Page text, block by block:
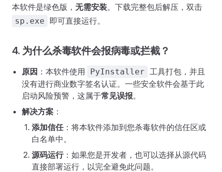
本软件是绿色版， 无需安装。下载完整包后解压，双击
sp.exe 即可直接运行。
4. 为什么杀毒软件会报病毒或拦截？
原因 ：本软件使用 PyInstaller 工具打包，并且
没有进行商业数字签名认证。一些安全软件会基于此
启动风险预警，这属于常见误报。
解决方案 ：
添加信任：将本软件添加到您杀毒软件的信任区或
白名单中。
源码运行：如果您是开发者，也可以选择从源代码
直接部署运行，以完全避免此问题。